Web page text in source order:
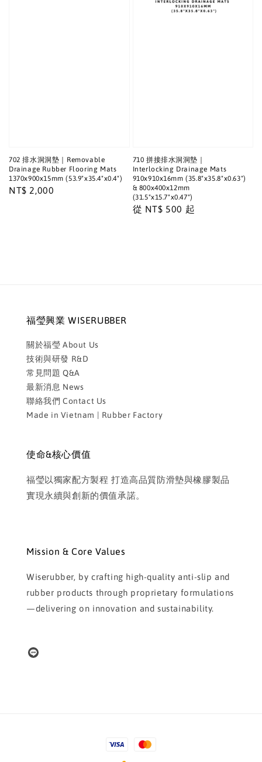
702 排水洞洞墊｜Removable
Drainage Rubber Flooring Mats
1370x900x15mm (53.9"x35.4"x0.4")
Regular
NT$ 2,000
710 拼接排水洞洞墊｜
Interlocking Drainage Mats
910x910x16mm (35.8"x35.8"x0.63")
& 800x400x12mm
(31.5"x15.7"x0.47")
Regular
從 NT$ 500 起
福瑩興業 WISERUBBER
關於福瑩 About Us
技術與研發 R&D
常見問題 Q&A
最新消息 News
聯絡我們 Contact Us
Made in Vietnam | Rubber Factory
使命&核心價值
福瑩以獨家配方製程 打造高品質防滑墊與橡膠製品
實現永續與創新的價值承諾。
Mission & Core Values
Wiserubber, by crafting high-quality anti-slip and
rubber products through proprietary formulations
—delivering on innovation and sustainability.